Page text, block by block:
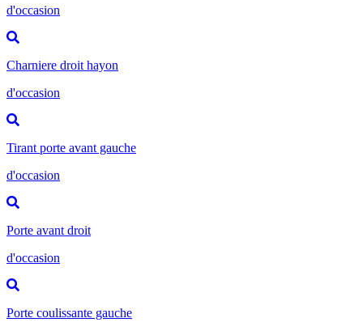
d'occasion
Charniere droit hayon
d'occasion
Tirant porte avant gauche
d'occasion
Porte avant droit
d'occasion
Porte coulissante gauche